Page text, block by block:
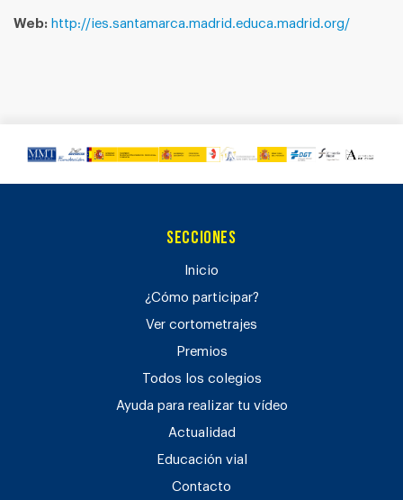
Web: http://ies.santamarca.madrid.educa.madrid.org/
Secciones
Inicio
¿Cómo participar?
Ver cortometrajes
Premios
Todos los colegios
Ayuda para realizar tu vídeo
Actualidad
Educación vial
Contacto